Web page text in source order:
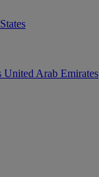
United Arab Emirates